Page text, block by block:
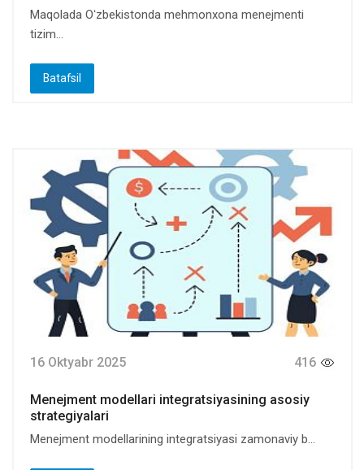
Maqolada Oʻzbekistonda mehmonxona menejmenti
tizim...
Batafsil
16 Oktyabr 2025 416
Menejment modellari integratsiyasining asosiy
strategiyalari
Menejment modellarining integratsiyasi zamonaviy b...